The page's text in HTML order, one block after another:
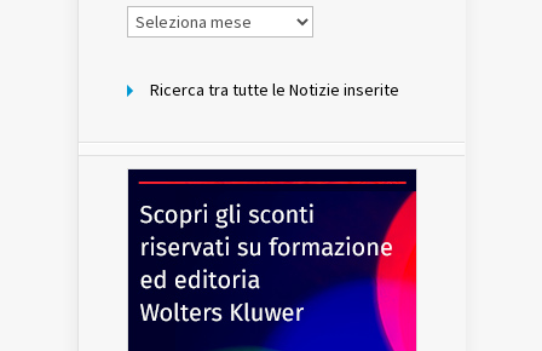
Notizie
per
Ricerca tra tutte le Notizie inserite